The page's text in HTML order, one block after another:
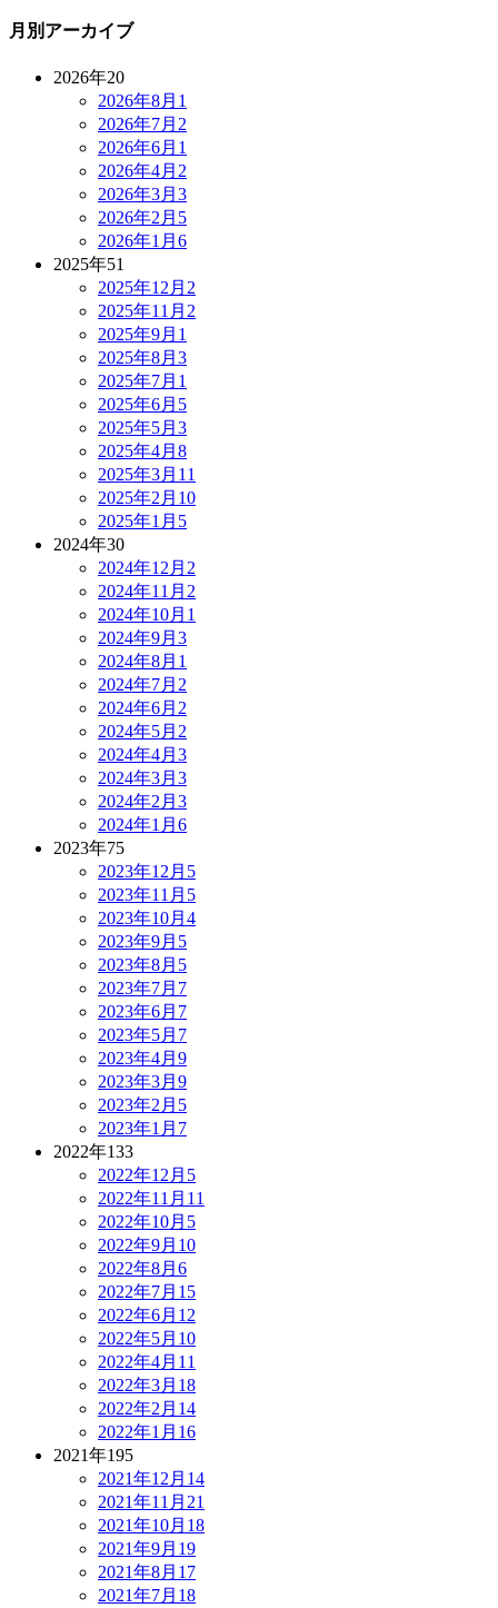
月別アーカイブ
2026年20
2026年8月 1
2026年7月 2
2026年6月 1
2026年4月 2
2026年3月 3
2026年2月 5
2026年1月 6
2025年51
2025年12月 2
2025年11月 2
2025年9月 1
2025年8月 3
2025年7月 1
2025年6月 5
2025年5月 3
2025年4月 8
2025年3月 11
2025年2月 10
2025年1月 5
2024年30
2024年12月 2
2024年11月 2
2024年10月 1
2024年9月 3
2024年8月 1
2024年7月 2
2024年6月 2
2024年5月 2
2024年4月 3
2024年3月 3
2024年2月 3
2024年1月 6
2023年75
2023年12月 5
2023年11月 5
2023年10月 4
2023年9月 5
2023年8月 5
2023年7月 7
2023年6月 7
2023年5月 7
2023年4月 9
2023年3月 9
2023年2月 5
2023年1月 7
2022年133
2022年12月 5
2022年11月 11
2022年10月 5
2022年9月 10
2022年8月 6
2022年7月 15
2022年6月 12
2022年5月 10
2022年4月 11
2022年3月 18
2022年2月 14
2022年1月 16
2021年195
2021年12月 14
2021年11月 21
2021年10月 18
2021年9月 19
2021年8月 17
2021年7月 18